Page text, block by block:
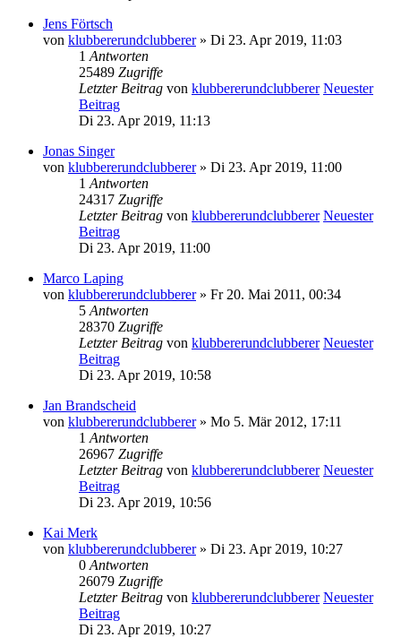
Jens Förtsch
von klubbererundclubberer» Di 23. Apr 2019, 11:03
1 Antworten
25489 Zugriffe
Letzter Beitrag von klubbererundclubberer Neuester
Beitrag
Di 23. Apr 2019, 11:13
Jonas Singer
von klubbererundclubberer» Di 23. Apr 2019, 11:00
1 Antworten
24317 Zugriffe
Letzter Beitrag von klubbererundclubberer Neuester
Beitrag
Di 23. Apr 2019, 11:00
Marco Laping
von klubbererundclubberer» Fr 20. Mai 2011, 00:34
5 Antworten
28370 Zugriffe
Letzter Beitrag von klubbererundclubberer Neuester
Beitrag
Di 23. Apr 2019, 10:58
Jan Brandscheid
von klubbererundclubberer» Mo 5. Mär 2012, 17:11
1 Antworten
26967 Zugriffe
Letzter Beitrag von klubbererundclubberer Neuester
Beitrag
Di 23. Apr 2019, 10:56
Kai Merk
von klubbererundclubberer» Di 23. Apr 2019, 10:27
0 Antworten
26079 Zugriffe
Letzter Beitrag von klubbererundclubberer Neuester
Beitrag
Di 23. Apr 2019, 10:27